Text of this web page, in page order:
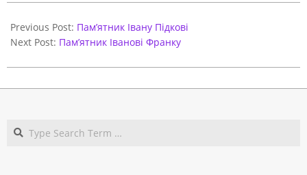
10-
27
Previous Post: Пам’ятник Івану Підкові
Next Post: Пам’ятник Іванові Франку